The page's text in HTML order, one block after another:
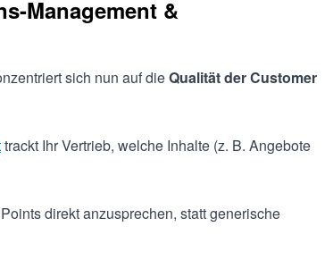
Management &
sich nun auf dieQualität der Customer
trackt Ihr Vertrieb, welche Inhalte (z. B. Angebote
direkt anzusprechen, statt generische